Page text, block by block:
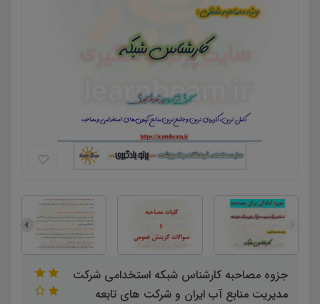
جزوه مصاحبه کارشناس شبکه استخدامی شرکت
مدیریت منابع آب ایران و شرکت های تابعه